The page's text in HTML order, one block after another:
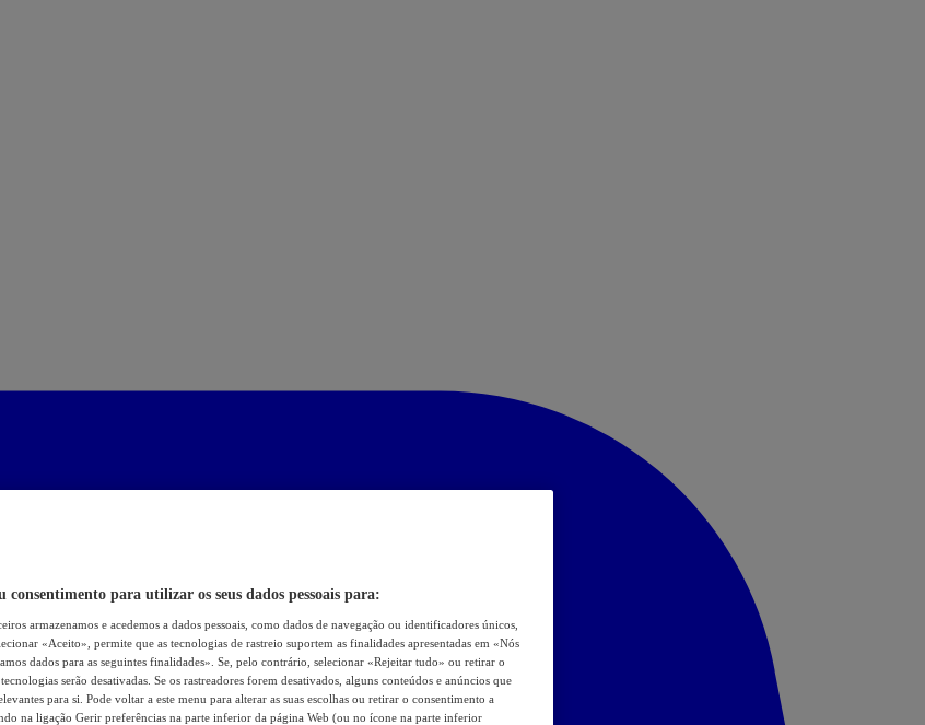
consentimento para utilizar os seus dados pessoais para:
armazenamos e acedemos a dados pessoais, como dados de navegação ou identificadores únicos,
«Aceito», permite que as tecnologias de rastreio suportem as finalidades apresentadas em «Nós
dados para as seguintes finalidades». Se, pelo contrário, selecionar «Rejeitar tudo» ou retirar o
serão desativadas. Se os rastreadores forem desativados, alguns conteúdos e anúncios que
para si. Pode voltar a este menu para alterar as suas escolhas ou retirar o consentimento a
na ligação Gerir preferências na parte inferior da página Web (ou no ícone na parte inferior